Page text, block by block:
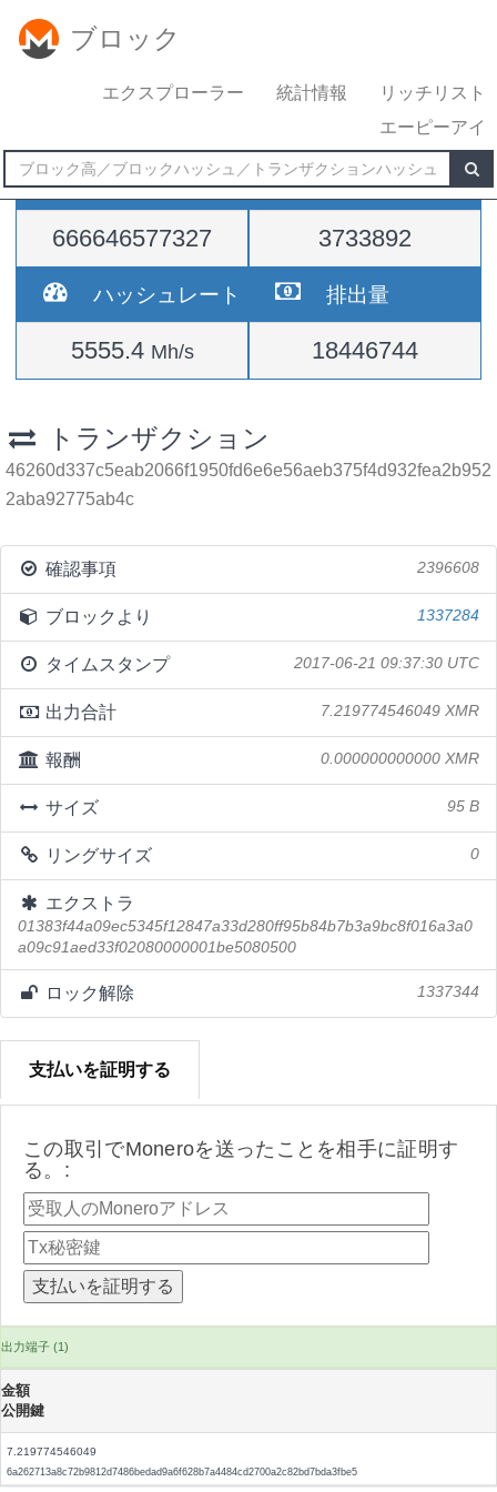
ブロック
エクスプローラー 統計情報
リッチリスト
エーピーアイ
難易度
666646577327
高さ
3733892
ハッシュレート
5555.4 Mh/s
排出量
18446744
トランザクション
46260d337c5eab2066f1950fd6e6e56aeb375f4d932fea2b952
2aba92775ab4c
確認事項 2396608
ブロックより 1337284
タイムスタンプ 2017-06-21 09:37:30 UTC
出力合計 7.219774546049 XMR
報酬 0.000000000000 XMR
サイズ 95 B
リングサイズ 0
エクストラ
01383f44a09ec5345f12847a33d280ff95b84b7b3a9bc8f016a3a0
a09c91aed33f02080000001be5080500
ロック解除 1337344
支払いを証明する
この取引でMoneroを送ったことを相手に証明す
る。:
出力端子 (1)
金額
公開鍵
7.219774546049
6a262713a8c72b9812d7486bedad9a6f628b7a4484cd2700a2c82bd7bda3fbe5